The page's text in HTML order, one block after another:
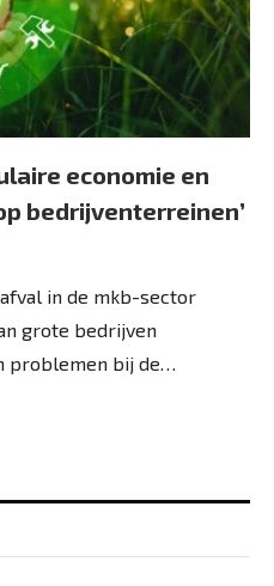
economie en
bedrijventerreinen’
in de mkb-sector
grote bedrijven
bij de…